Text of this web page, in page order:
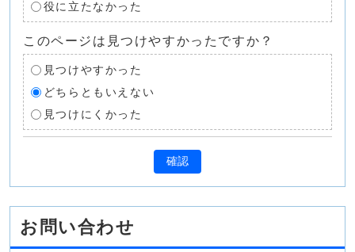
役に立たなかった
このページは見つけやすかったですか？
見つけやすかった
どちらともいえない
見つけにくかった
確認
お問い合わせ